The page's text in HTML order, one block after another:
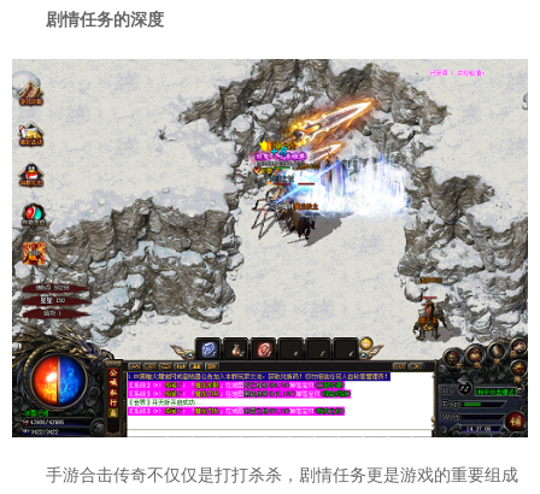
剧情任务的深度
手游合击传奇不仅仅是打打杀杀，剧情任务更是游戏的重要组成